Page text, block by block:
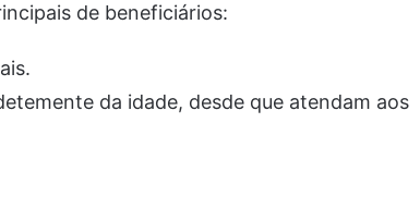
de beneficiários:
da idade, desde que atendam aos